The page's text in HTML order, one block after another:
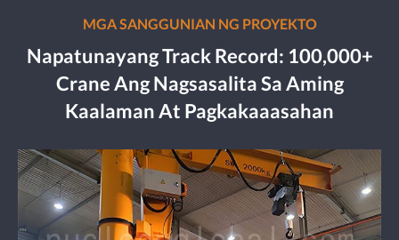
MGA SANGGUNIAN NG PROYEKTO
Napatunayang Track Record: 100,000+
Crane Ang Nagsasalita Sa Aming
Kaalaman At Pagkakaaasahan